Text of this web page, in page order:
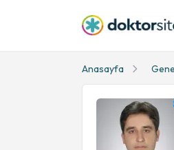
Anasayfa